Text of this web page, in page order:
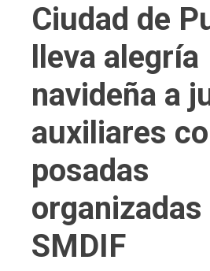
Ciudad de
lleva alegría
navideña a
auxiliares
posadas
organizadas
SMDIF